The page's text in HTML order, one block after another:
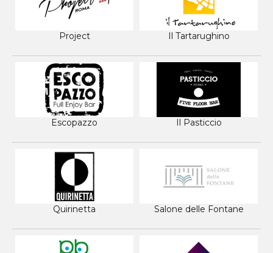
Project Il Tartarughino
Escopazzo Il Pasticcio
Quirinetta Salone delle Fontane